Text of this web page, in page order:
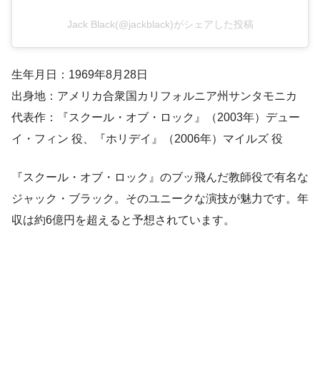
Jack Black(@jackblack)がシェアした投稿
生年月日：1969年8月28日
出身地：アメリカ合衆国カリフォルニア州サンタモニカ
代表作：『スクール・オブ・ロック』（2003年）デュー
イ・フィン 役、『ホリデイ』（2006年）マイルズ 役
『スクール・オブ・ロック』のブッ飛んだ教師役で有名な
ジャック・ブラック。そのユニークな演技が魅力です。年
収は約6億円を超えると予想されています。